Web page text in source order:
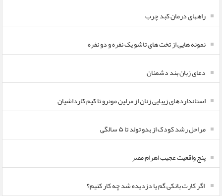
راههای درمان کبد چرب
نمونه هایی از تخت های تاشو یک نفره و دو نفره
دعای زبان بند دشمنان
استانداردهای زیبایی زنان از مرلین مونرو تا کیم کارداشیان
مراحل رشد کودک از بدو تولد تا ۵ سالگی
پنج واقعیت عجیب اهرام مصر
اگر کارت بانکی گم یا دزدیده شد چه کار کنیم؟